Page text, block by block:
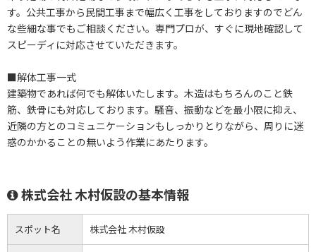
す。公共工事から民間工事まで幅広く工事をしておりますのでどん
な些細な事でもご相談ください。専門プロが、すぐに現地確認して
スピーディに対応させていただきます。
■解体工事一式
建築物であれば何でも解体いたします。木造はもちろんのこと鉄
筋、鉄骨にも対応しております。騒音、振動などを最小限に抑え、
近隣の方とのコミュニケーションもしっかりとりながら、周りに迷
惑のかかることの無いよう作業にあたります。
株式会社 木村仮設の基本情報
スポット名 株式会社 木村仮設